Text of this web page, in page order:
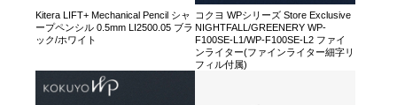
Kitera LIFT+ Mechanical Pencil シャ
ープペンシル 0.5mm LI2500.05 ブラ
ック/ホワイト
コクヨ WPシリーズ Store Exclusive
NIGHTFALL/GREENERY WP-
F100SE-L1/WP-F100SE-L2 ファイ
ンライター(ファインライター細字リ
フィル付属)